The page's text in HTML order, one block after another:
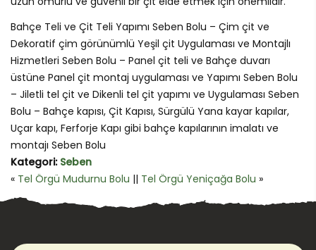
Bahçe Teli ve Çit Teli Yapımı Seben Bolu – Çim çit ve
Dekoratif çim görünümlü Yeşil çit Uygulaması ve Montajlı
Hizmetleri Seben Bolu – Panel çit teli ve Bahçe duvarı
üstüne Panel çit montaj uygulaması ve Yapımı Seben Bolu
– Jiletli tel çit ve Dikenli tel çit yapımı ve Uygulaması Seben
Bolu – Bahçe kapısı, Çit Kapısı, Sürgülü Yana kayar kapılar,
Uçar kapı, Ferforje Kapı gibi bahçe kapılarının imalatı ve
montajı Seben Bolu
Kategori: Seben
« Tel Örgü Mudurnu Bolu || Tel Örgü Yeniçağa Bolu »